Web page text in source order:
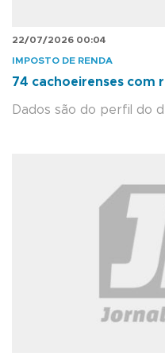
22/07/2026 00:04
IMPOSTO DE RENDA
74 cachoeirenses com
Dados são do perfil do